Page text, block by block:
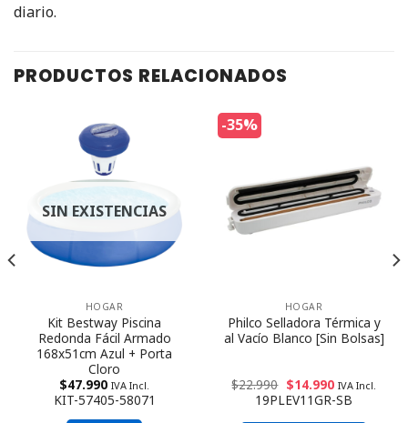
diario.
PRODUCTOS RELACIONADOS
SIN EXISTENCIAS
HOGAR
Kit Bestway Piscina
Redonda Fácil Armado
168x51cm Azul + Porta
Cloro
$47.990 IVA Incl.
KIT-57405-58071
-35%
HOGAR
Philco Selladora Térmica y
al Vacío Blanco [Sin Bolsas]
$22.990 $14.990 IVA Incl.
19PLEV11GR-SB